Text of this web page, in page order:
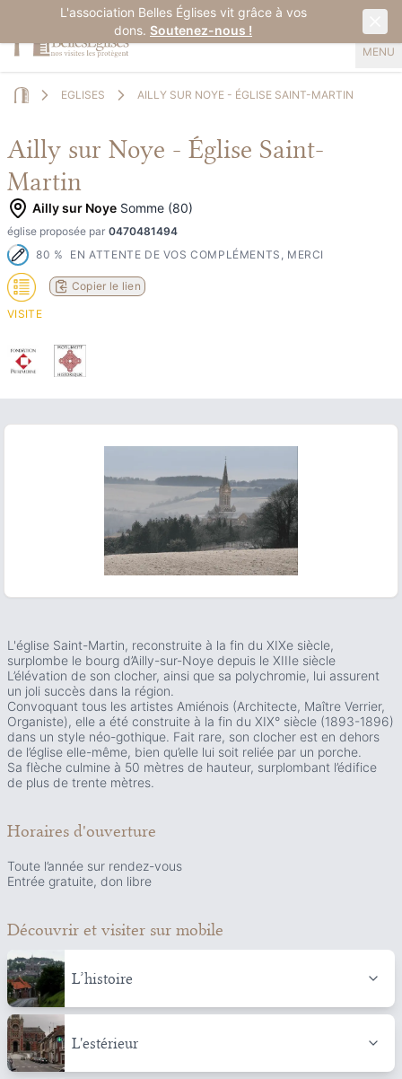
L'association Belles Églises vit grâce à vos
dons. Soutenez-nous !
MENU
EGLISES AILLY SUR NOYE - ÉGLISE SAINT-MARTIN
Ailly sur Noye - Église Saint-
Martin
Ailly sur Noye Somme (80)
église proposée par 0470481494
80 % EN ATTENTE DE VOS COMPLÉMENTS, MERCI
VISITE
Copier le lien
L'église Saint-Martin, reconstruite à la fin du XIXe siècle,
surplombe le bourg d’Ailly-sur-Noye depuis le XIIIe siècle
L’élévation de son clocher, ainsi que sa polychromie, lui assurent
un joli succès dans la région.
Convoquant tous les artistes Amiénois (Architecte, Maître Verrier,
Organiste), elle a été construite à la fin du XIX° siècle (1893-1896)
dans un style néo-gothique. Fait rare, son clocher est en dehors
de l’église elle-même, bien qu’elle lui soit reliée par un porche.
Sa flèche culmine à 50 mètres de hauteur, surplombant l’édifice
de plus de trente mètres.
Horaires d'ouverture
Toute l’année sur rendez-vous
Entrée gratuite, don libre
Découvrir et visiter sur mobile
L’histoire
L'estérieur